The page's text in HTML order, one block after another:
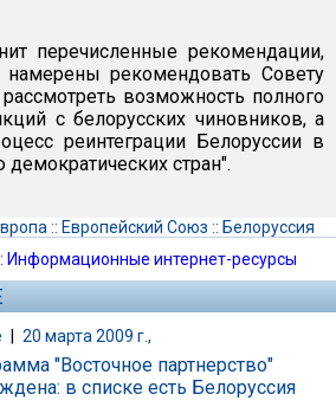
перечисленные рекомендации,
намерены рекомендовать Совету
возможность полного
с белорусских чиновников, а
реинтеграции Белоруссии в
стран".
:: Европейский Союз :: Белоруссия
Информационные интернет-ресурсы
| 20 марта 2009 г.,
"Восточное партнерство"
в списке есть Белоруссия